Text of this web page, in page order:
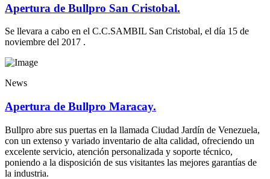
Apertura de Bullpro San Cristobal.
Se llevara a cabo en el C.C.SAMBIL San Cristobal, el día 15 de
noviembre del 2017 .
News
Apertura de Bullpro Maracay.
Bullpro abre sus puertas en la llamada Ciudad Jardín de Venezuela,
con un extenso y variado inventario de alta calidad, ofreciendo un
excelente servicio, atención personalizada y soporte técnico,
poniendo a la disposición de sus visitantes las mejores garantías de
la industria.